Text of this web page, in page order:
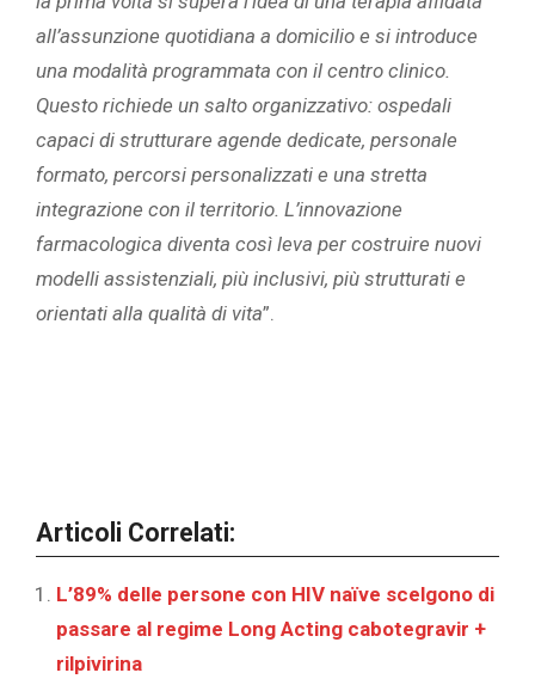
all’assunzione quotidiana a domicilio e si introduce
una modalità programmata con il centro clinico.
Questo richiede un salto organizzativo: ospedali
capaci di strutturare agende dedicate, personale
formato, percorsi personalizzati e una stretta
integrazione con il territorio. L’innovazione
farmacologica diventa così leva per costruire nuovi
modelli assistenziali, più inclusivi, più strutturati e
orientati alla qualità di vita”.
Articoli Correlati:
L’89% delle persone con HIV naïve scelgono di
passare al regime Long Acting cabotegravir +
rilpivirina